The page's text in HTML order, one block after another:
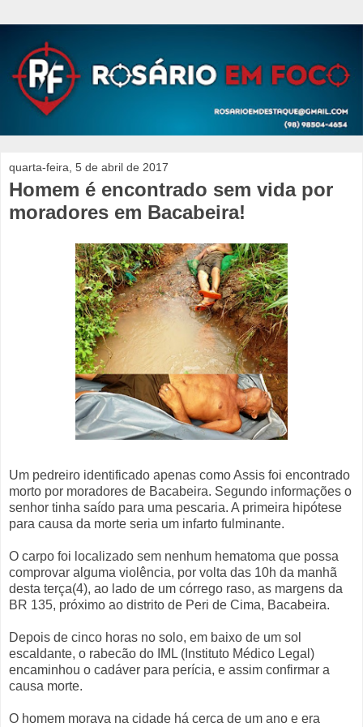
quarta-feira, 5 de abril de 2017
Homem é encontrado sem vida por
moradores em Bacabeira!
Um pedreiro identificado apenas como Assis foi encontrado
morto por moradores de Bacabeira. Segundo informações o
senhor tinha saído para uma pescaria. A primeira hipótese
para causa da morte seria um infarto fulminante.
O carpo foi localizado sem nenhum hematoma que possa
comprovar alguma violência, por volta das 10h da manhã
desta terça(4), ao lado de um córrego raso, as margens da
BR 135, próximo ao distrito de Peri de Cima, Bacabeira.
Depois de cinco horas no solo, em baixo de um sol
escaldante, o rabecão do IML (Instituto Médico Legal)
encaminhou o cadáver para perícia, e assim confirmar a
causa morte.
O homem morava na cidade há cerca de um ano e era